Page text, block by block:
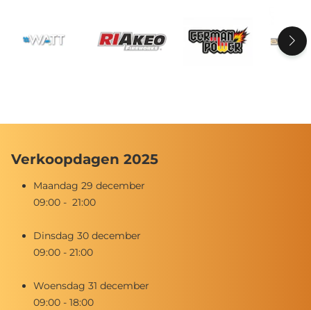
Verkoopdagen 2025
Maandag 29 december
09:00 - 21:00
Dinsdag 30 december
09:00 - 21:00
Woensdag 31 december
09:00 - 18:00